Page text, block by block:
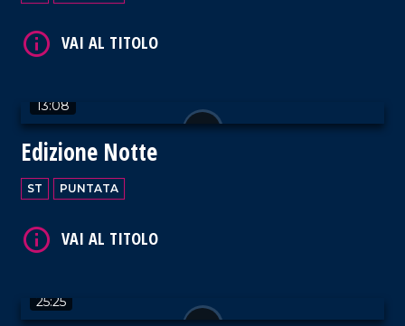
13:08
Edizione Notte
ST PUNTATA
25:25
VAI AL TITOLO